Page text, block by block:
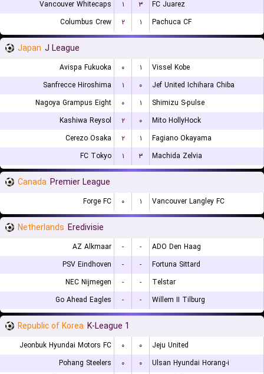
Vancouver Whitecaps ۱ ۳
FC Juarez
Columbus Crew
۲ ۱ Pachuca CF
Japan J League
Avispa Fukuoka ۰ ۱
Vissel Kobe
Sanfrecce Hiroshima
۱ ۰
Jef United Ichihara Chiba
Nagoya Grampus Eight
۰ ۱
Shimizu S-pulse
Kashiwa Reysol
۲ ۰
Mito HollyHock
Cerezo Osaka
۲ ۱
Fagiano Okayama
FC Tokyo
۱ ۳ Machida Zelvia
Canada Premier League
Forge FC ۰ ۱ Vancouver Langley FC
Netherlands Eredivisie
AZ Alkmaar - -
ADO Den Haag
PSV Eindhoven
- -
Fortuna Sittard
NEC Nijmegen
- -
Telstar
Go Ahead Eagles
- - Willem II Tilburg
Republic of Korea K-League 1
Jeonbuk Hyundai Motors FC ۰ ۰
Jeju United
Pohang Steelers
۰ ۰
Ulsan Hyundai Horang-i